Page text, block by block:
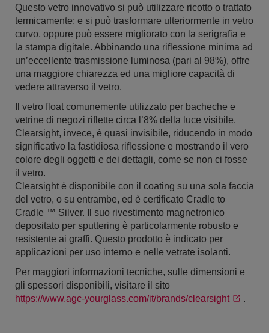
Questo vetro innovativo si può utilizzare ricotto o trattato
termicamente; e si può trasformare ulteriormente in vetro
curvo, oppure può essere migliorato con la serigrafia e
la stampa digitale. Abbinando una riflessione minima ad
un’eccellente trasmissione luminosa (pari al 98%), offre
una maggiore chiarezza ed una migliore capacità di
vedere attraverso il vetro.
Il vetro float comunemente utilizzato per bacheche e
vetrine di negozi riflette circa l’8% della luce visibile.
Clearsight, invece, è quasi invisibile, riducendo in modo
significativo la fastidiosa riflessione e mostrando il vero
colore degli oggetti e dei dettagli, come se non ci fosse
il vetro.
Clearsight è disponibile con il coating su una sola faccia
del vetro, o su entrambe, ed è certificato Cradle to
Cradle ™ Silver. Il suo rivestimento magnetronico
depositato per sputtering è particolarmente robusto e
resistente ai graffi. Questo prodotto è indicato per
applicazioni per uso interno e nelle vetrate isolanti.
Per maggiori informazioni tecniche, sulle dimensioni e
gli spessori disponibili, visitare il sito
https://www.agc-yourglass.com/it/brands/clearsight
.